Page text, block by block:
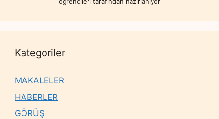
öğrencileri tarafından hazırlanıyor
Kategoriler
MAKALELER
HABERLER
GÖRÜŞ